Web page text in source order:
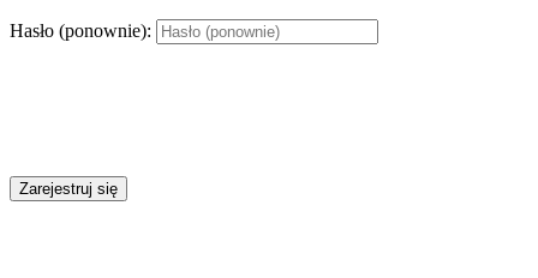
Hasło (ponownie):
Zarejestruj się